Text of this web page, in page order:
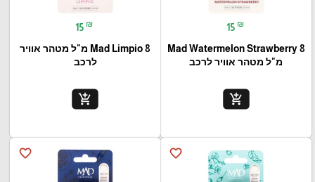
15 ₪
Mad Watermelon Strawberry 8
מ"ל מטהר אוויר לרכב
add_shopping_cart
15 ₪
Mad Limpio 8 מ"ל מטהר אוויר
לרכב
add_shopping_cart
favorite_border
favorite_border